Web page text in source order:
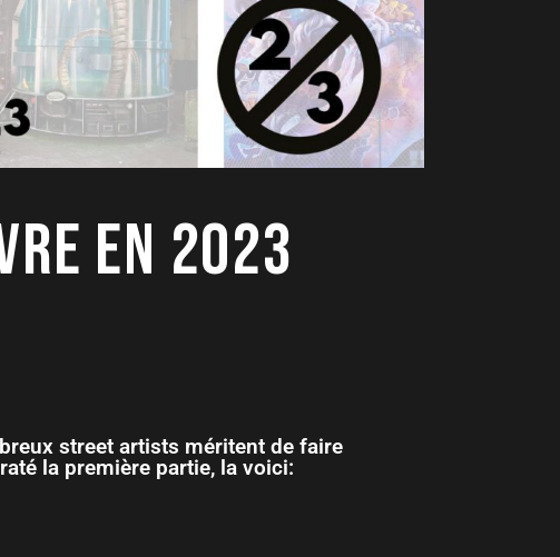
EN 2023
street artists méritent de faire
la première partie, la voici: